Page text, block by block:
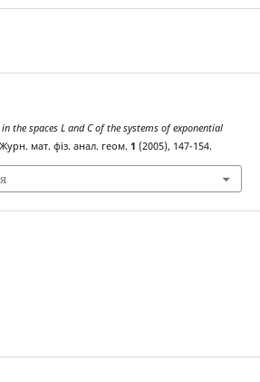
the spaces LandCof the systems of exponential
мат. фіз. анал. геом. 1 (2005), 147-154.